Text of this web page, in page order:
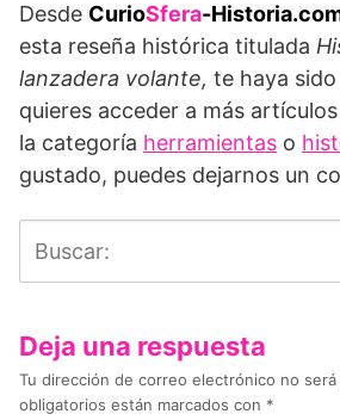
Desde CurioSfera-
esta reseña histórica titulada
lanzadera volante, te haya
quieres acceder a más
la categoría herramientas o
gustado, puedes dejarnos un
Deja una respuesta
Tu dirección de correo electrónico no será
obligatorios están marcados con *